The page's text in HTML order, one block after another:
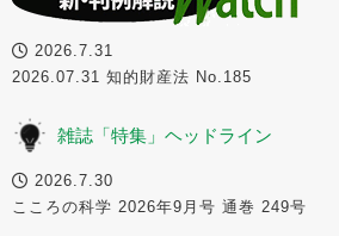
2026.7.31
2026.07.31 知的財産法 No.185
雑誌「特集」ヘッドライン
2026.7.30
こころの科学 2026年9月号 通巻 249号